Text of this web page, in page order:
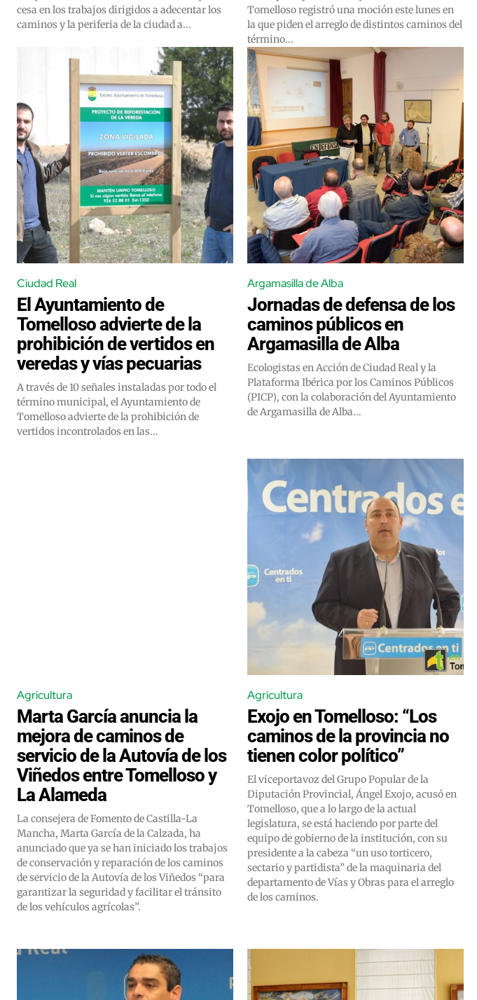
cesa en los trabajos dirigidos a adecentar los
caminos y la periferia de la ciudad a...
Tomelloso registró una moción este lunes en
la que piden el arreglo de distintos caminos del
término...
Ciudad Real
El Ayuntamiento de
Tomelloso advierte de la
prohibición de vertidos en
veredas y vías pecuarias
A través de 10 señales instaladas por todo el
término municipal, el Ayuntamiento de
Tomelloso advierte de la prohibición de
vertidos incontrolados en las...
Argamasilla de Alba
Jornadas de defensa de los
caminos públicos en
Argamasilla de Alba
Ecologistas en Acción de Ciudad Real y la
Plataforma Ibérica por los Caminos Públicos
(PICP), con la colaboración del Ayuntamiento
de Argamasilla de Alba...
Agricultura
Marta García anuncia la
mejora de caminos de
servicio de la Autovía de los
Viñedos entre Tomelloso y
La Alameda
La consejera de Fomento de Castilla-La
Mancha, Marta García de la Calzada, ha
anunciado que ya se han iniciado los trabajos
de conservación y reparación de los caminos
de servicio de la Autovía de los Viñedos “para
garantizar la seguridad y facilitar el tránsito
de los vehículos agrícolas”.
Agricultura
Exojo en Tomelloso: “Los
caminos de la provincia no
tienen color político”
El viceportavoz del Grupo Popular de la
Diputación Provincial, Ángel Exojo, acusó en
Tomelloso, que a lo largo de la actual
legislatura, se está haciendo por parte del
equipo de gobierno de la institución, con su
presidente a la cabeza “un uso torticero,
sectario y partidista” de la maquinaria del
departamento de Vías y Obras para el arreglo
de los caminos.